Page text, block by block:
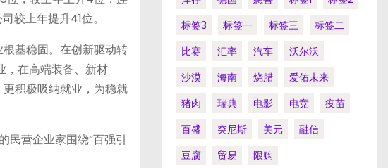
较上年提升41位。
基稳固。在创新驱动转
，在高端装备、新材
积极吸纳就业，为稳就
民营企业家围绕“百强引
标签3
标签一 标签三
标签二
比赛
汇率 汽车
沃尔沃
沙漠
海南 烧腊
爱佑未来
猪肉
瑞典 电影 电竞
疫苗
百盛
突尼斯 美元
融信
豆腐
贸易 限购